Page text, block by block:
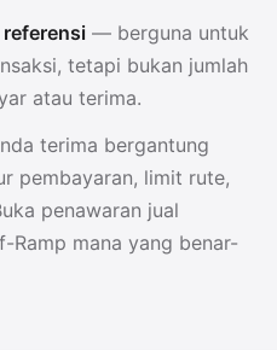
— berguna untuk
tetapi bukan jumlah
atau terima.
terima bergantung
pembayaran, limit rute,
penawaran jual
Ramp mana yang benar-